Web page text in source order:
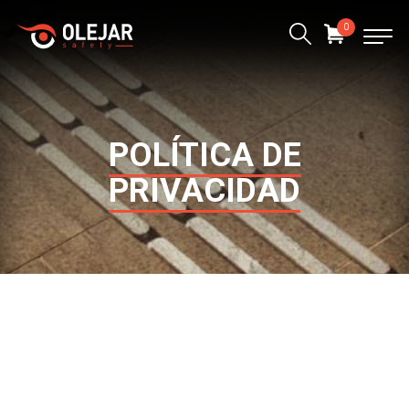
POLÍTICA DE
PRIVACIDAD
0